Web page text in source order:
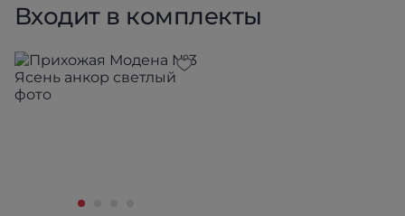
Входит в комплекты